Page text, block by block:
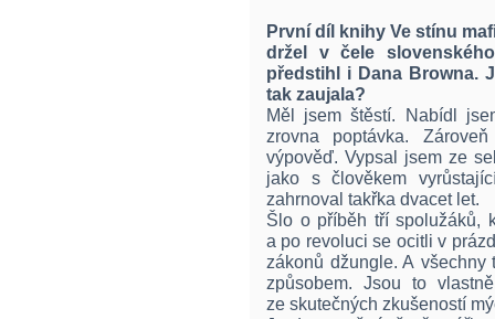
První díl knihy Ve stínu
držel v čele
předstihl i Dana Browna.
tak zaujala?
Měl jsem štěstí. Nabídl
zrovna poptávka.
výpověď. Vypsal jsem ze
jako s člověkem
zahrnoval takřka dvacet let.
Šlo o příběh tří spolužáků,
a po revoluci se ocitli v
zákonů džungle. A
způsobem. Jsou to
ze skutečných zkušeností